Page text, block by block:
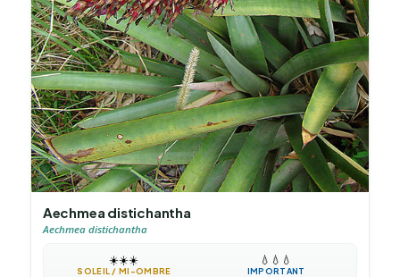
Aechmea distichantha
Aechmea distichantha
☀️☀️☀️
SOLEIL / MI-OMBRE
💧 💧 💧
IMPORTANT